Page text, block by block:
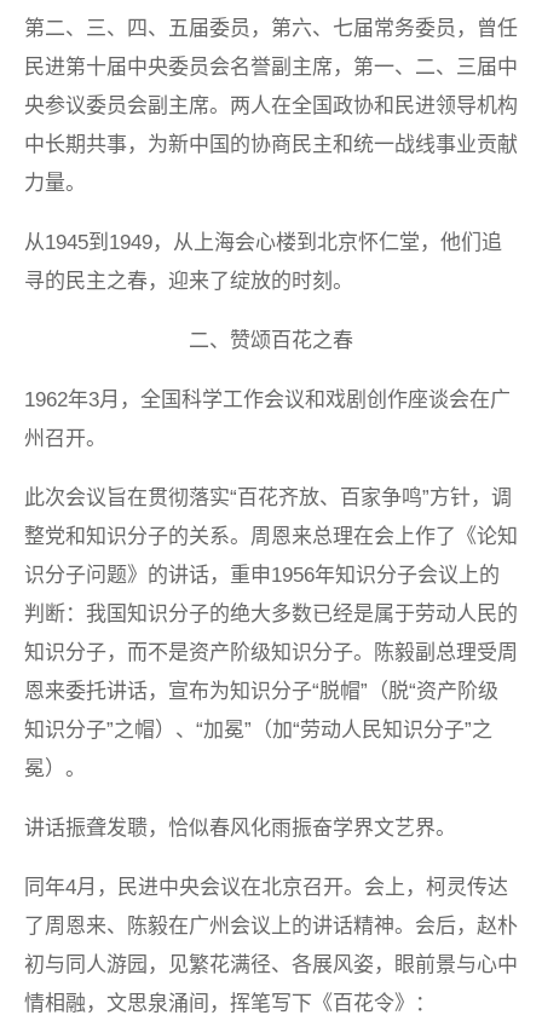
第二、三、四、五届委员，第六、七届常务委员，曾任
民进第十届中央委员会名誉副主席，第一、二、三届中
央参议委员会副主席。两人在全国政协和民进领导机构
中长期共事，为新中国的协商民主和统一战线事业贡献
力量。
从1945到1949，从上海会心楼到北京怀仁堂，他们追
寻的民主之春，迎来了绽放的时刻。
二、赞颂百花之春
1962年3月，全国科学工作会议和戏剧创作座谈会在广
州召开。
此次会议旨在贯彻落实“百花齐放、百家争鸣”方针，调
整党和知识分子的关系。周恩来总理在会上作了《论知
识分子问题》的讲话，重申1956年知识分子会议上的
判断：我国知识分子的绝大多数已经是属于劳动人民的
知识分子，而不是资产阶级知识分子。陈毅副总理受周
恩来委托讲话，宣布为知识分子“脱帽”（脱“资产阶级
知识分子”之帽）、“加冕”（加“劳动人民知识分子”之
冕）。
讲话振聋发聩，恰似春风化雨振奋学界文艺界。
同年4月，民进中央会议在北京召开。会上，柯灵传达
了周恩来、陈毅在广州会议上的讲话精神。会后，赵朴
初与同人游园，见繁花满径、各展风姿，眼前景与心中
情相融，文思泉涌间，挥笔写下《百花令》：